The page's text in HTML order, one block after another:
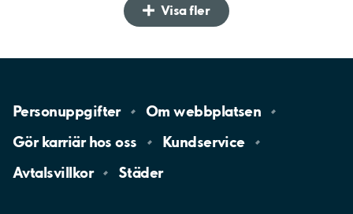
Visa fler
Personuppgifter Omwebbplatsen
Gör karriär hososs
Kundservice
Avtalsvillkor
Städer